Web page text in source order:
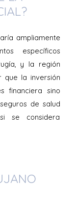
ampliamente
específicos
y la región
que la inversión
financiera sino
de salud
se considera